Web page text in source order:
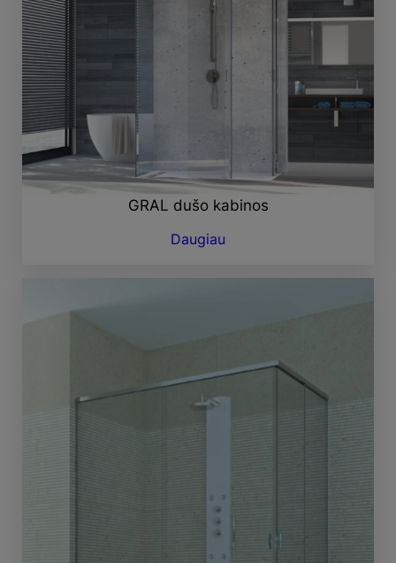
GRAL dušo kabinos
Daugiau